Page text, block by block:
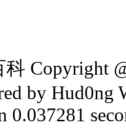
Copyright
by Hud0ng
0.037281